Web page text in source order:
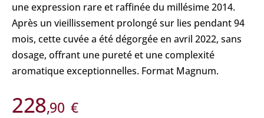
une expression rare et raffinée du millésime 2014.
Après un vieillissement prolongé sur lies pendant 94
mois, cette cuvée a été dégorgée en avril 2022, sans
dosage, offrant une pureté et une complexité
aromatique exceptionnelles. Format Magnum.
228,90 €